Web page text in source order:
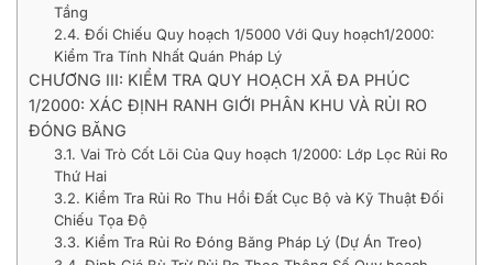
Tầng
2.4. Đối Chiếu Quy hoạch 1/5000 Với Quy hoạch1/2000:
Kiểm Tra Tính Nhất Quán Pháp Lý
CHƯƠNG III: KIỂM TRA QUY HOẠCH XÃ ĐA PHÚC
1/2000: XÁC ĐỊNH RANH GIỚI PHÂN KHU VÀ RỦI RO
ĐÓNG BĂNG
3.1. Vai Trò Cốt Lõi Của Quy hoạch 1/2000: Lớp Lọc Rủi Ro
Thứ Hai
3.2. Kiểm Tra Rủi Ro Thu Hồi Đất Cục Bộ và Kỹ Thuật Đối
Chiếu Tọa Độ
3.3. Kiểm Tra Rủi Ro Đóng Băng Pháp Lý (Dự Án Treo)